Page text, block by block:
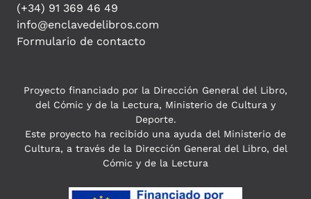
(+34) 91 369 46 49
info@enclavedelibros.com
Formulario de contacto
Proyecto financiado por la Dirección General del Libro,
del Cómic y de la Lectura, Ministerio de Cultura y
Deporte.
Este proyecto ha recibido una ayuda del Ministerio de
Cultura, a través de la Dirección General del Libro, del
Cómic y de la Lectura